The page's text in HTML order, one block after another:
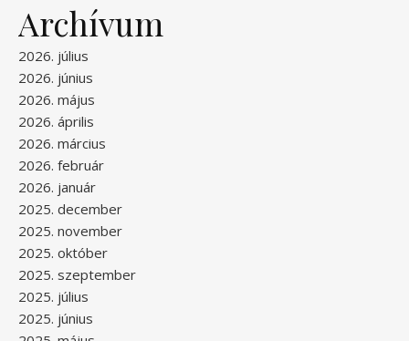
Archívum
2026. július
2026. június
2026. május
2026. április
2026. március
2026. február
2026. január
2025. december
2025. november
2025. október
2025. szeptember
2025. július
2025. június